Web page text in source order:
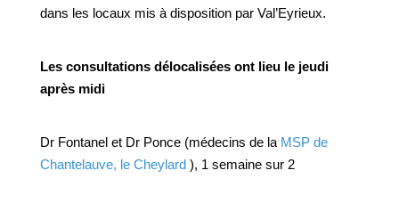
dans les locaux mis à disposition par Val’Eyrieux.
Les consultations délocalisées ont lieu le jeudi
après midi
Dr Fontanel et Dr Ponce (médecins de la MSP de
Chantelauve, le Cheylard ), 1 semaine sur 2